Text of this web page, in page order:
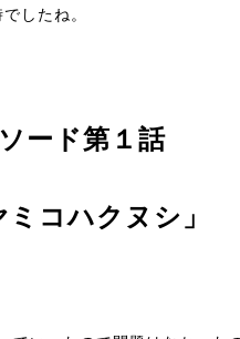
したね。
ード第１話
コハクヌシ」